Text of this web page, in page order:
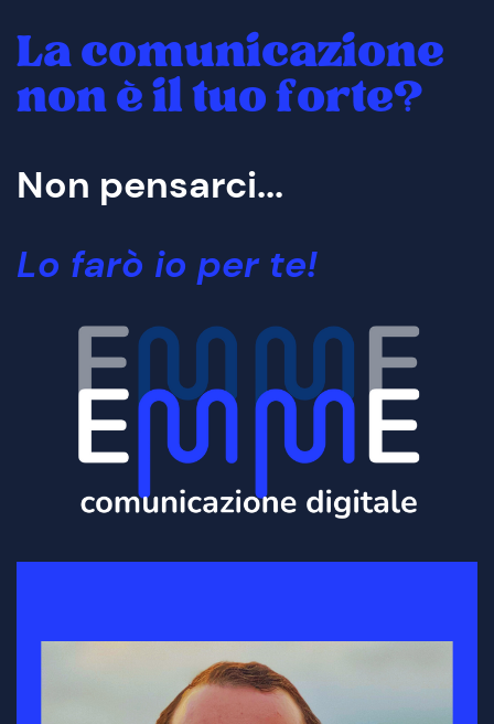
La comunicazione
non è il tuo forte?
Non pensarci...
Lo farò io per te!